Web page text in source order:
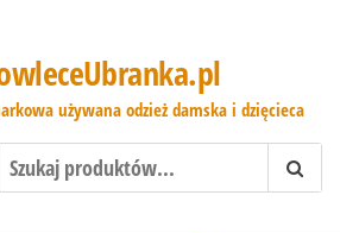
używana odzież damska i dzięcieca